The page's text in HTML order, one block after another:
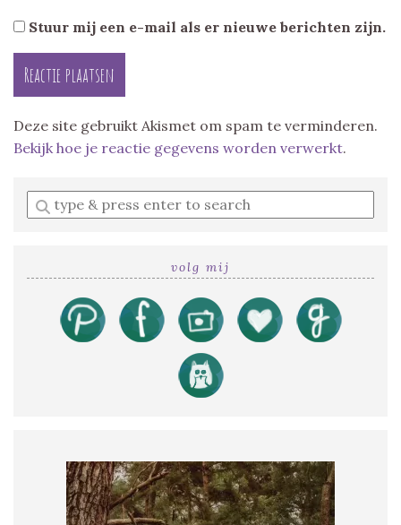
Stuur mij een e-mail als er nieuwe berichten zijn.
Deze site gebruikt Akismet om spam te verminderen.
Bekijk hoe je reactie gegevens worden verwerkt.
Enter
a
volg mij